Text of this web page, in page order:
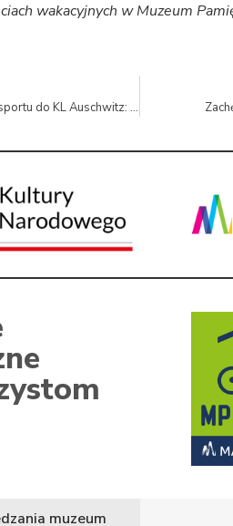
wakacyjnych w Muzeum
Upamiętnienie pierwszego transportu do KL Auschwitz: „Spotkanie z Historią” i koncert w MPMZO
muzeum